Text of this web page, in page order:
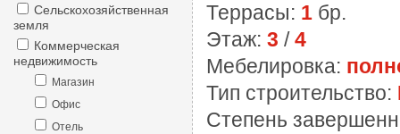
Сельскохозяйственная
земля
Коммерческая
недвижимость
Магазин
Офис
Отель
Террасы: 1 бр.
Этаж: 3 /4
Мебелировка:
Тип строительство:
Степень